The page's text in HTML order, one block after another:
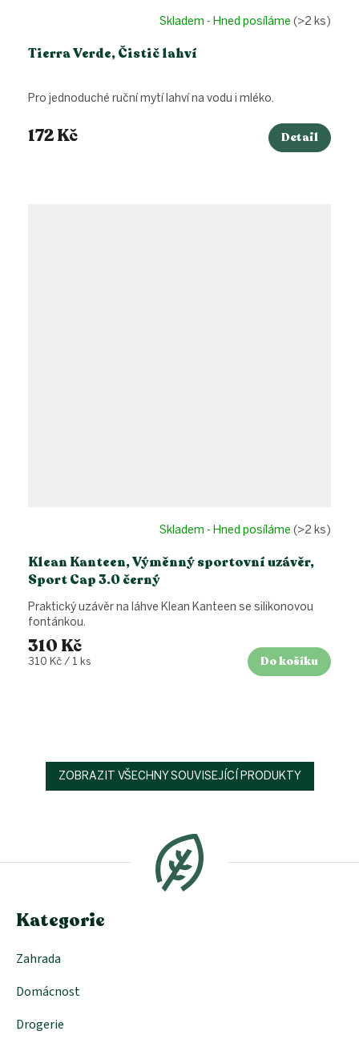
Tierra Verde, Čistič lahví
Skladem - Hned posíláme (>2 ks)
172 Kč Detail
Pro jednoduché ruční mytí lahví na vodu i mléko.
Klean Kanteen, Výměnný sportovní uzávěr,
Sport Cap 3.0 černý
Skladem - Hned posíláme (>2 ks)
310 Kč
Měrná
310 Kč / 1 ks Do košíku
Praktický uzávěr na láhve Klean Kanteen se silikonovou
fontánkou.
ZOBRAZIT VŠECHNY SOUVISEJÍCÍ PRODUKTY
a
Kategorie
Zahrada
Domácnost
Drogerie